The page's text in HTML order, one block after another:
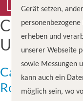
Category
Canals,
Rome Seven
Gerät setzen,
erheben und
unserer Webseite
sowie Messungen
kann auch ein
möglich sein, wo